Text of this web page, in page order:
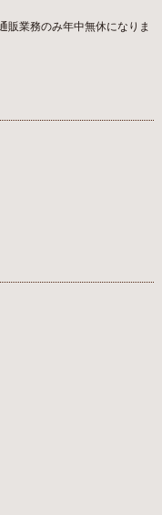
販業務のみ年中無休になりま